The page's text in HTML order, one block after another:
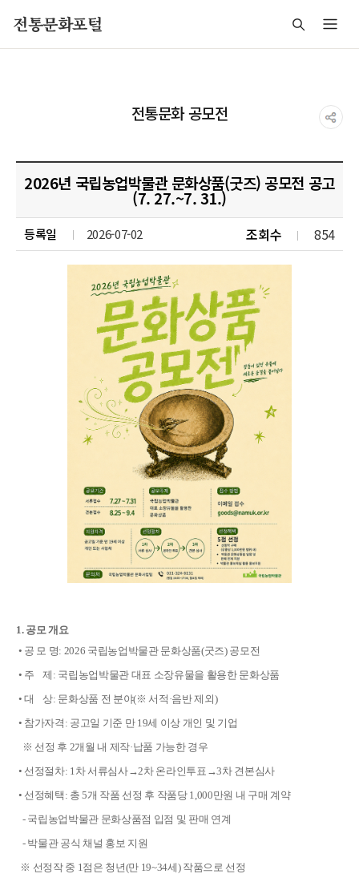
전통문화포털
전통문화 공모전
2026년 국립농업박물관 문화상품(굿즈) 공모전 공고
(7. 27.~7. 31.)
등록일 2026-07-02 조회수 854
1. 공모 개요
• 공 모 명: 2026 국립농업박물관 문화상품(굿즈) 공모전
• 주 제: 국립농업박물관 대표 소장유물을 활용한 문화상품
• 대 상: 문화상품 전 분야(※ 서적·음반 제외)
• 참가자격: 공고일 기준 만 19세 이상 개인 및 기업
※ 선정 후 2개월 내 제작·납품 가능한 경우
• 선정절차: 1차 서류심사→2차 온라인투표→3차 견본심사
• 선정혜택: 총 5개 작품 선정 후 작품당 1,000만원 내 구매 계약
- 국립농업박물관 문화상품점 입점 및 판매 연계
- 박물관 공식 채널 홍보 지원
※ 선정작 중 1점은 청년(만 19~34세) 작품으로 선정